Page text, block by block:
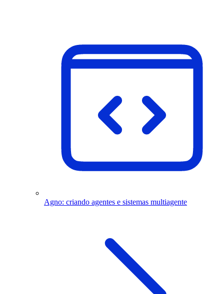
Agno: criando agentes e sistemas multiagente